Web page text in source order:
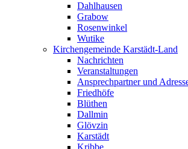
Dahlhausen
Grabow
Rosenwinkel
Wutike
Kirchengemeinde Karstädt-Land
Nachrichten
Veranstaltungen
Ansprechpartner und
Friedhöfe
Blüthen
Dallmin
Glövzin
Karstädt
Kribbe